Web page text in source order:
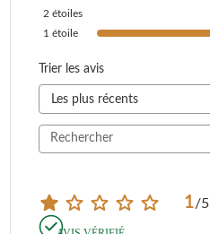
2 étoiles
1 étoile
Trier les avis
1/5